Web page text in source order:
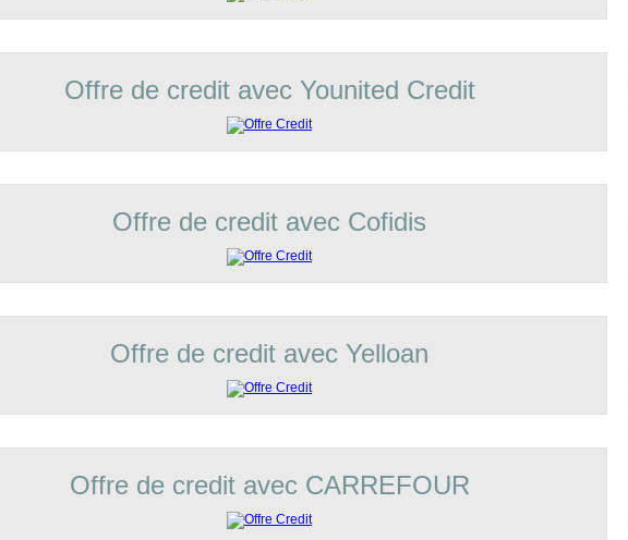
Offre de credit avec Younited Credit
Offre de credit avec Cofidis
Offre de credit avec Yelloan
Offre de credit avec CARREFOUR